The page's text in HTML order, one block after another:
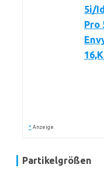
5i/
Pro
* Anzeige
Partikelgrößen